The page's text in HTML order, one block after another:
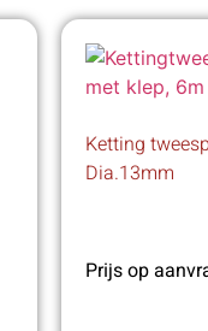
Ketting
Dia.13mm
Prijs op